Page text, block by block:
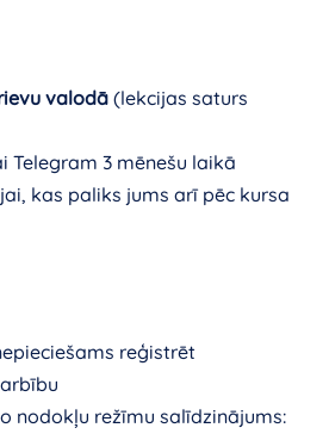
valodā (lekcijas saturs
Telegram 3 mēnešu laikā
kas paliks jums arī pēc kursa
reģistrēt
nodokļu režīmu salīdzinājums: